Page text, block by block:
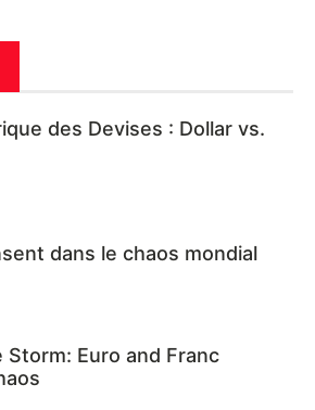
des Devises : Dollar vs.
dans le chaos mondial
Storm: Euro and Franc